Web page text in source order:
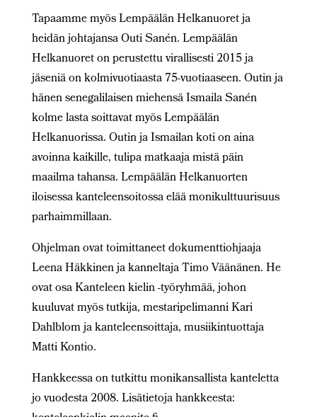
Tapaamme myös Lempäälän Helkanuoret ja
heidän johtajansa Outi Sanén. Lempäälän
Helkanuoret on perustettu virallisesti 2015 ja
jäseniä on kolmivuotiaasta 75-vuotiaaseen. Outin ja
hänen senegalilaisen miehensä Ismaila Sanén
kolme lasta soittavat myös Lempäälän
Helkanuorissa. Outin ja Ismailan koti on aina
avoinna kaikille, tulipa matkaaja mistä päin
maailma tahansa. Lempäälän Helkanuorten
iloisessa kanteleensoitossa elää monikulttuurisuus
parhaimmillaan.
Ohjelman ovat toimittaneet dokumenttiohjaaja
Leena Häkkinen ja kanneltaja Timo Väänänen. He
ovat osa Kanteleen kielin -työryhmää, johon
kuuluvat myös tutkija, mestaripelimanni Kari
Dahlblom ja kanteleensoittaja, musiikintuottaja
Matti Kontio.
Hankkeessa on tutkittu monikansallista kanteletta
jo vuodesta 2008. Lisätietoja hankkeesta: